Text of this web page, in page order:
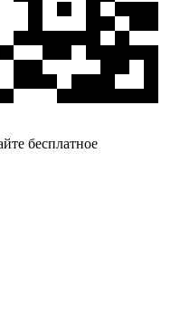
бесплатное